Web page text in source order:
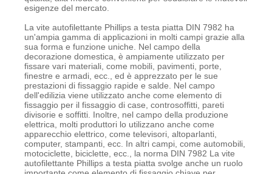
esigenze del mercato.
La vite autofilettante Phillips a testa piatta DIN 7982 ha
un'ampia gamma di applicazioni in molti campi grazie alla
sua forma e funzione uniche. Nel campo della
decorazione domestica, è ampiamente utilizzato per
fissare vari materiali, come mobili, pavimenti, porte,
finestre e armadi, ecc., ed è apprezzato per le sue
prestazioni di fissaggio rapide e salde. Nel campo
dell'edilizia viene utilizzato anche come elemento di
fissaggio per il fissaggio di case, controsoffitti, pareti
divisorie e soffitti. Inoltre, nel campo della produzione
elettrica, molti produttori lo utilizzano anche come
apparecchio elettrico, come televisori, altoparlanti,
computer, stampanti, ecc. In altri campi, come automobili,
motociclette, biciclette, ecc., la norma DIN 7982 La vite
autofilettante Phillips a testa piatta svolge anche un ruolo